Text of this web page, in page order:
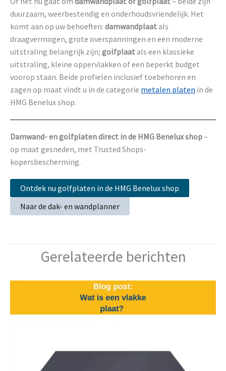
duurzaam, weerbestendig en onderhoudsvriendelijk. Het
komt aan op uw behoeften: damwandplaatals
draagvermogen, grote overspanningen en een moderne
uitstraling belangrijk zijn; golfplaatals een klassieke
uitstraling, kleine oppervlakken of een beperkt budget
voorop staan. Beide profielen inclusief toebehoren en
zagen op maat vindt u in de categorie metalen platen in de
HMG Benelux shop.
Damwand- en golfplaten direct in de HMG Benelux shop–
op maat gesneden, met Trusted Shops-
kopersbescherming.
Ontdek nu golfplaten in de HMG Benelux shop
Naar de dak- en wandplanner
Gerelateerde berichten